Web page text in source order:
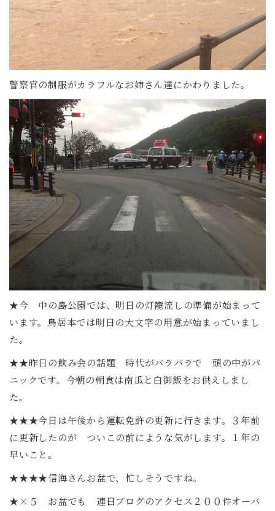
警察官の制服がカラフルなお姉さん達にかわりました。
★今 中の島公園では、明日の灯籠流しの準備が始まって
います。鳥居本では明日の大文字の用意が始まっていまし
た。
★★昨日の飲み会の話題 時代がバラバラで 頭の中がパ
ニックです。今朝の朝食は南瓜と白御飯をお供えしまし
た。
★★★今日は午後から運転免許の更新に行きます。３年前
に更新したのが ついこの前にような気がします。１年の
早いこと。
★★★★信海さんお盆で、忙しそうですね。
★×５ お盆でも 連日ブログのアクセス２００件オーバ